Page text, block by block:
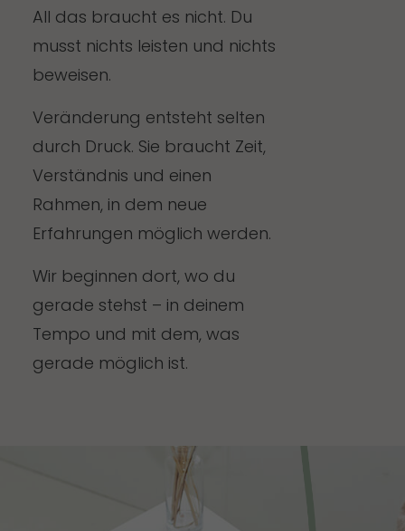
All das braucht es nicht. Du
musst nichts leisten und nichts
beweisen.
Veränderung entsteht selten
durch Druck. Sie braucht Zeit,
Verständnis und einen
Rahmen, in dem neue
Erfahrungen möglich werden.
Wir beginnen dort, wo du
gerade stehst – in deinem
Tempo und mit dem, was
gerade möglich ist.